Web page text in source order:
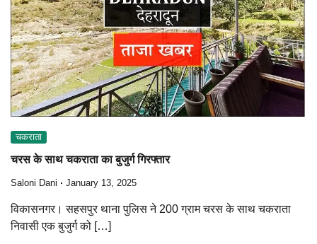
चकराता
चरस के साथ चकराता का बुजुर्ग गिरफ्तार
Saloni Dani January 13, 2025
विकासनगर। सहसपुर थाना पुलिस ने 200 ग्राम चरस के साथ चकराता
निवासी एक बुजुर्ग को […]